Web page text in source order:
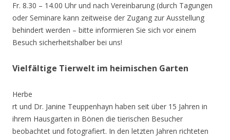
Fr. 8.30 – 14.00 Uhr und nach Vereinbarung (durch Tagungen
oder Seminare kann zeitweise der Zugang zur Ausstellung
behindert werden – bitte informieren Sie sich vor einem
Besuch sicherheitshalber bei uns!
Vielfältige Tierwelt im heimischen Garten
Herbe
rt und Dr. Janine Teuppenhayn haben seit über 15 Jahren in
ihrem Hausgarten in Bönen die tierischen Besucher
beobachtet und fotografiert. In den letzten Jahren richteten